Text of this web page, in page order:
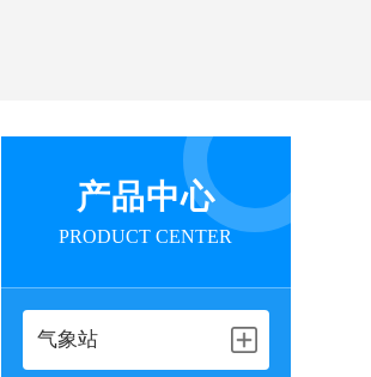
产品中心
PRODUCT CENTER
气象站